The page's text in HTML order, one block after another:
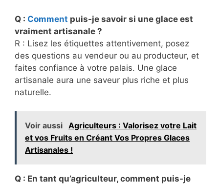
Q : Comment puis-je savoir si une glace est
vraiment artisanale ?
R : Lisez les étiquettes attentivement, posez
des questions au vendeur ou au producteur, et
faites confiance à votre palais. Une glace
artisanale aura une saveur plus riche et plus
naturelle.
Voir aussi Agriculteurs : Valorisez votre Lait
et vos Fruits en Créant Vos Propres Glaces
Artisanales !
Q : En tant qu’agriculteur, comment puis-je